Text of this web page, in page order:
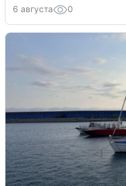
6 августа 0